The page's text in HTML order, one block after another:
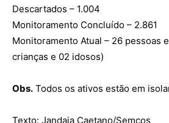
Descartados – 1.004
Monitoramento Concluído – 2.861
Monitoramento Atual – 26 pessoas
crianças e 02 idosos)
Obs. Todos os ativos estão em
Texto: Jandaia Caetano/Semcos